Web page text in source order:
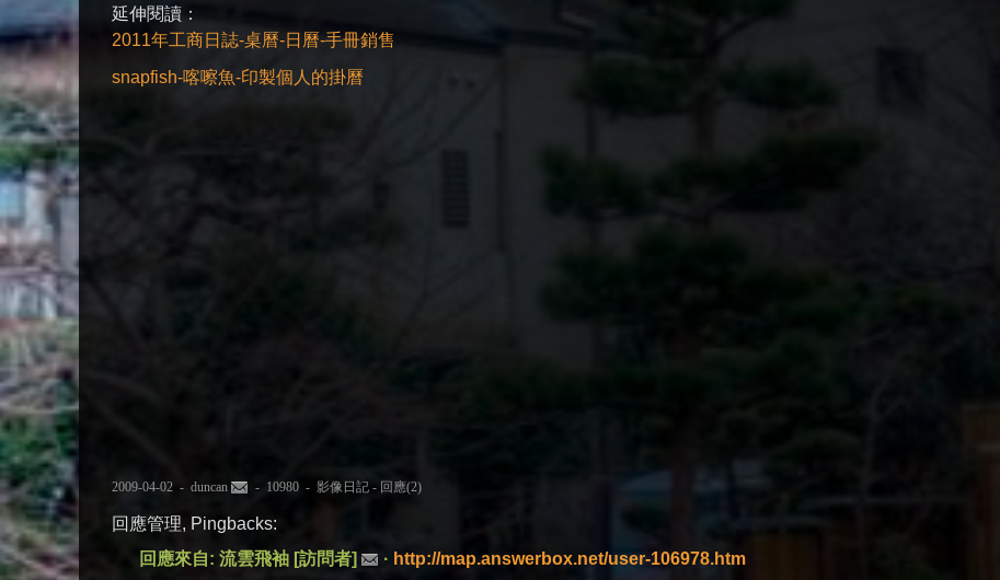
延伸閱讀：
2011年工商日誌-桌曆-日曆-手冊銷售
snapfish-喀嚓魚-印製個人的掛曆
2009-04-02 - duncan - 10980 - 影像日記 - 回應(2)
回應管理, Pingbacks:
回應來自: 流雲飛袖 [訪問者]
· http://map.answerbox.net/user-106978.htm